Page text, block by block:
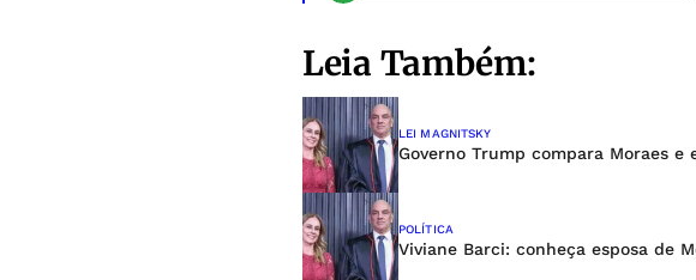
Leia Também:
LEI MAGNITSKY
Governo Trump compara Moraes e
POLÍTICA
Viviane Barci: conheça esposa de